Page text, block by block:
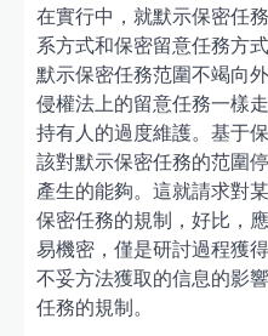
在實行中，就默示保密任
系方式和保密留意任務方
默示保密任務范圍不竭向
侵權法上的留意任務一樣
持有人的過度維護。基于
該對默示保密任務的范圍
產生的能夠。這就請求對
保密任務的規制，好比，
易機密，僅是研討過程獲
不妥方法獲取的信息的影
任務的規制。